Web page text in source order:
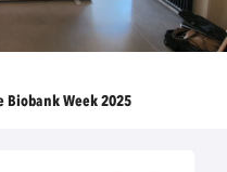
Biobank Week 2025